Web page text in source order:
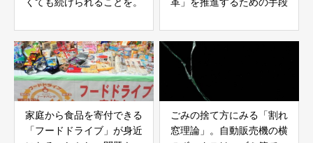
家庭から食品を寄付できる
「フードドライブ」が身近
ごみの捨て方にみる「割れ
窓理論」。自動販売機の横